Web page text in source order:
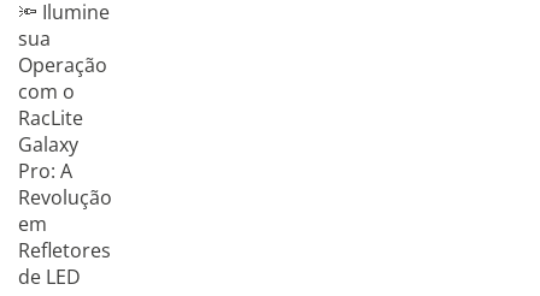
🔦 Ilumine
sua
Operação
com o
RacLite
Galaxy
Pro: A
Revolução
em
Refletores
de LED